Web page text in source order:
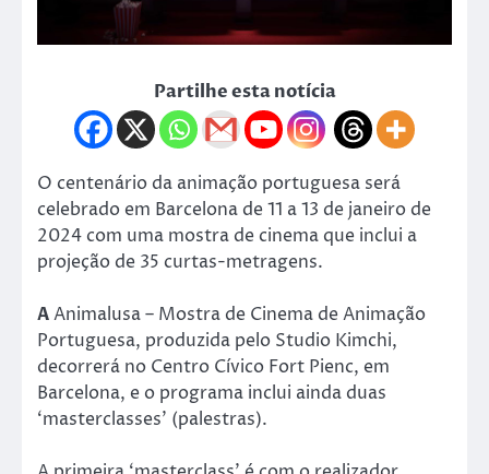
Partilhe esta notícia
O centenário da animação portuguesa será
celebrado em Barcelona de 11 a 13 de janeiro de
2024 com uma mostra de cinema que inclui a
projeção de 35 curtas-metragens.
AAnimalusa – Mostra de Cinema de Animação
Portuguesa, produzida pelo Studio Kimchi,
decorrerá no Centro Cívico Fort Pienc, em
Barcelona, e o programa inclui ainda duas
‘masterclasses’ (palestras).